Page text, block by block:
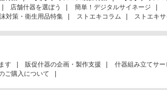
店舗什器を選ぼう
簡単！デジタルサイネージ
対策・衛生用品特集 ストエキコラム ストエキ
す 販促什器の企画・製作支援
什器組み立てサー
ご購入について